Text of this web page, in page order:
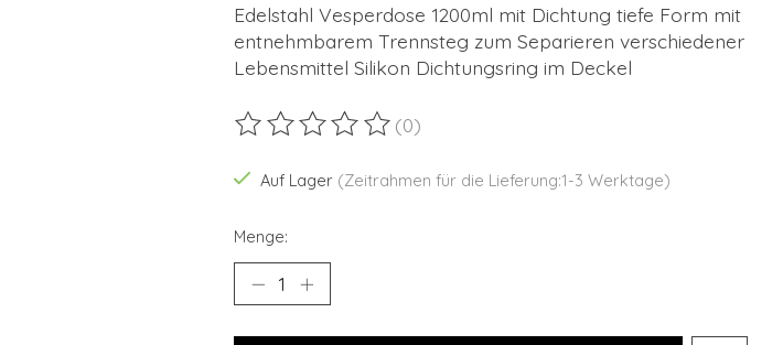
Edelstahl Vesperdose 1200ml mit Dichtung tiefe Form mit
entnehmbarem Trennsteg zum Separieren verschiedener
Lebensmittel Silikon Dichtungsring im Deckel
Die Bewertung dieses Produkts ist
(0)
Auf Lager (Zeitrahmen für die Lieferung:1-3 Werktage)
Menge: